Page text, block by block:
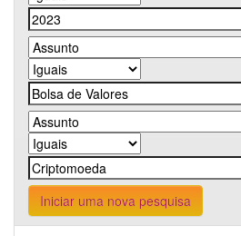
Iniciar uma nova pesquisa